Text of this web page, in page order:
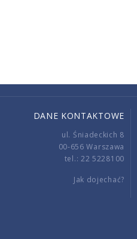
DANE KONTAKTOWE
ul. Śniadeckich 8
00-656 Warszawa
tel.: 22 5228100
Jak dojechać?